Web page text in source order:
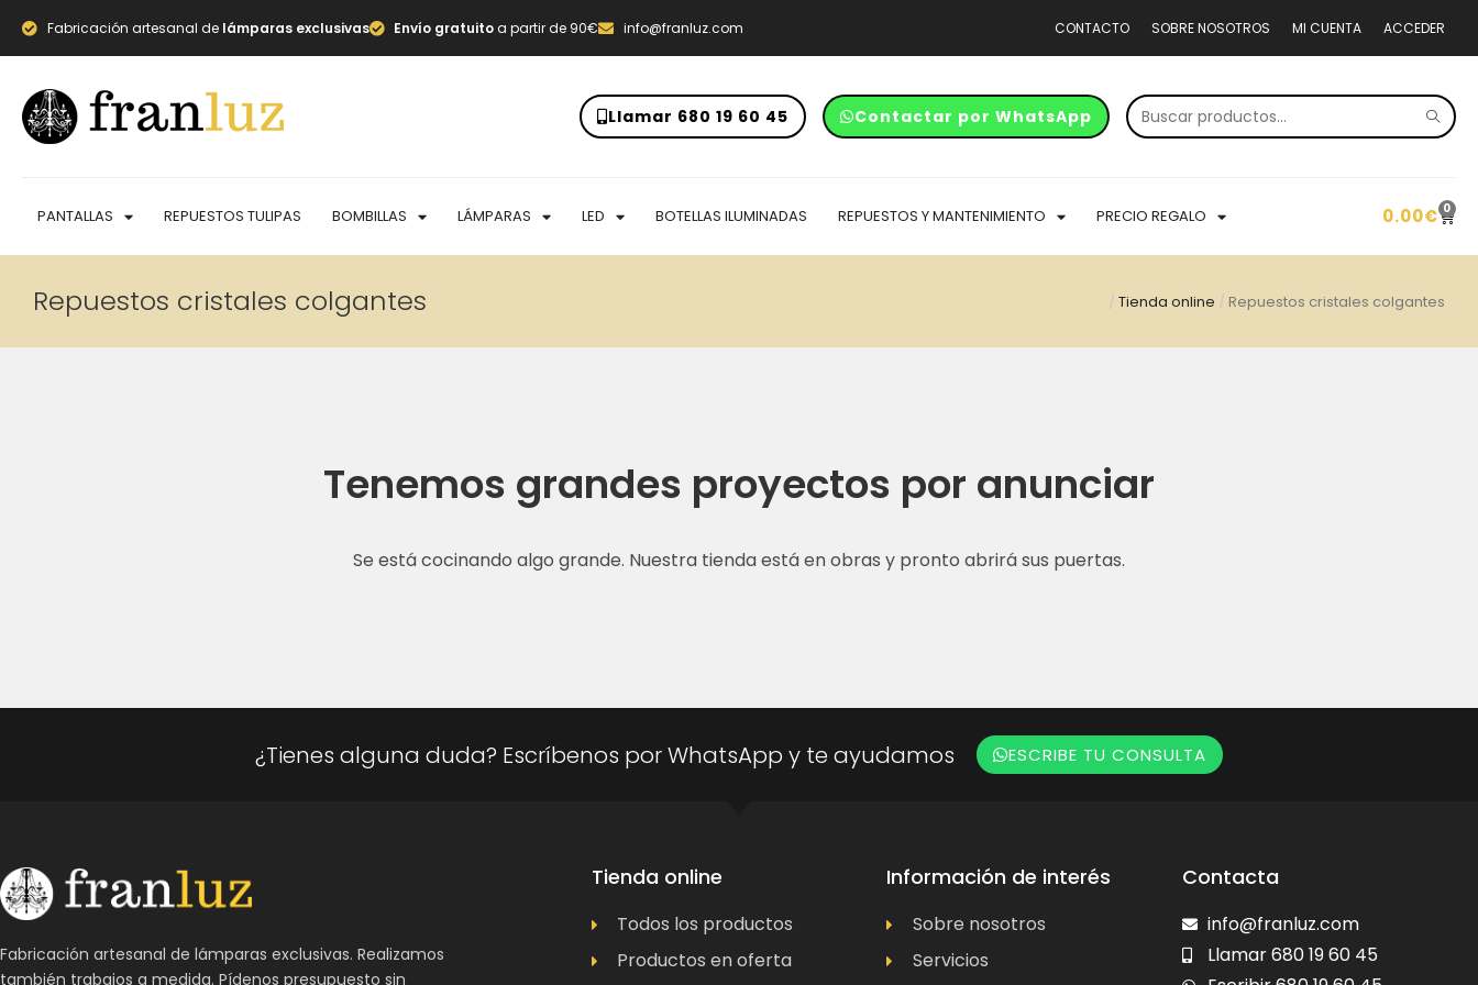
Fabricación artesanal de lámparas exclusivas Envío gratuitoa partir de 90€ info@franluz.com CONTACTO SOBRE NOSOTROS MI CUENTA ACCEDER
Llamar 680 19 60 45 Contactar por WhatsApp
PANTALLAS REPUESTOS TULIPAS BOMBILLAS LÁMPARAS LED BOTELLAS ILUMINADAS REPUESTOS Y MANTENIMIENTO PRECIO REGALO 0.00€ 0
Repuestos cristales colgantes / Tienda online / Repuestos cristales colgantes
Tenemos grandes proyectos por anunciar
Se está cocinando algo grande. Nuestra tienda está en obras y pronto abrirá sus puertas.
¿Tienes alguna duda? Escríbenos por WhatsApp y te ayudamos ESCRIBE TU CONSULTA
Fabricación artesanal de lámparas exclusivas. Realizamos
también trabajos a medida. Pídenos presupuesto sin
Tienda online
Todos los productos
Productos en oferta
Información de interés
Sobre nosotros
Servicios
Contacta
info@franluz.com
Llamar 680 19 60 45